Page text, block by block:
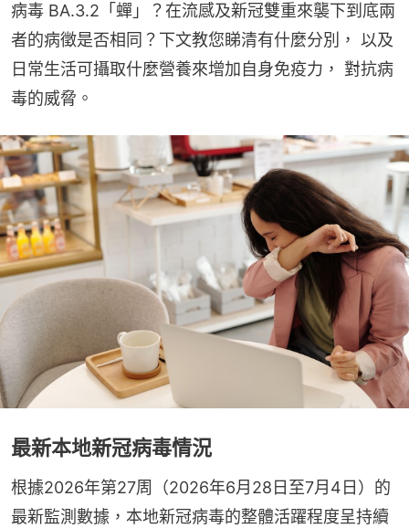
病毒 BA.3.2「蟬」？在流感及新冠雙重來襲下到底兩
者的病徵是否相同？下文教您睇清有什麼分別， 以及
日常生活可攝取什麼營養來增加自身免疫力， 對抗病
毒的威脅。
最新本地新冠病毒情況
根據2026年第27周（2026年6月28日至7月4日）的
最新監測數據，本地新冠病毒的整體活躍程度呈持續